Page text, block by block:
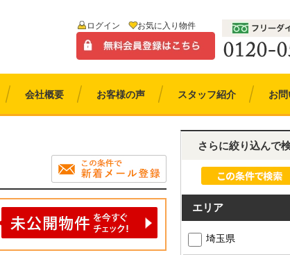
ログイン お気に入り物件
会社概要 お客様の声 スタッフ紹介 お
さらに絞り込んで
エリア
埼玉県